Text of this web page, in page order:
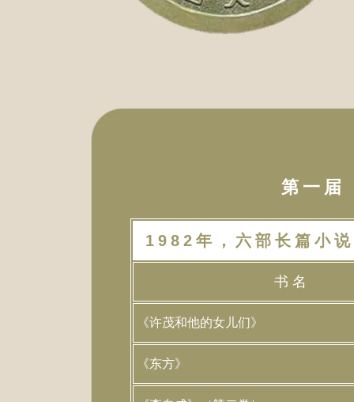
第一
1982年，六部长篇小说
书 名
《许茂和他的女儿们》
《东方》